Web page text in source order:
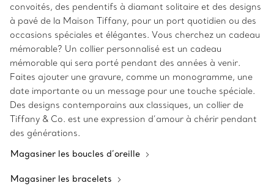
convoités, des pendentifs à diamant solitaire et des designs
à pavé de la Maison Tiffany, pour un port quotidien ou des
occasions spéciales et élégantes. Vous cherchez un cadeau
mémorable? Un collier personnalisé est un cadeau
mémorable qui sera porté pendant des années à venir.
Faites ajouter une gravure, comme un monogramme, une
date importante ou un message pour une touche spéciale.
Des designs contemporains aux classiques, un collier de
Tiffany & Co. est une expression d’amour à chérir pendant
des générations.
Magasiner les boucles d’oreille
Magasiner les bracelets